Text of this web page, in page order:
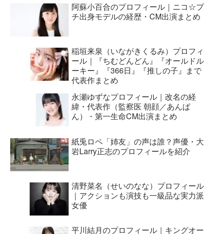
阿蘇小百合のプロフィール｜ニコ☆プ
チ出身モデルの経歴・CM出演まとめ
稲垣来泉（いながきくるみ）プロフィ
ール｜『ちむどんどん』『オールドル
ーキー』『366日』『推しの子』まで
代表作まとめ
永瀬ゆずなプロフィール｜改名の経
緯・代表作（監察医 朝顔／あんぱ
ん）・第一生命CM出演まとめ
紙兎ロペ「姉友」の声は誰？声優・大
岩Larry正志のプロフィールを紹介
清野菜名（せいのなな）プロフィール
｜アクションも演技も一級品な実力派
女優
平川結月のプロフィール｜キングオー